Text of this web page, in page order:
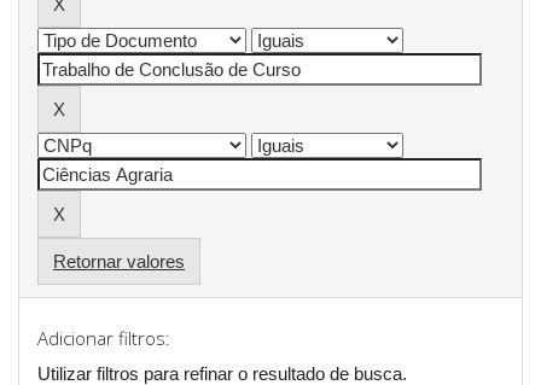
Retornar valores
Adicionar filtros:
Utilizar filtros para refinar o resultado de busca.